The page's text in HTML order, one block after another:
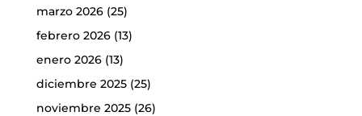
marzo 2026(25)
febrero 2026(13)
enero 2026(13)
diciembre 2025(25)
noviembre 2025(26)